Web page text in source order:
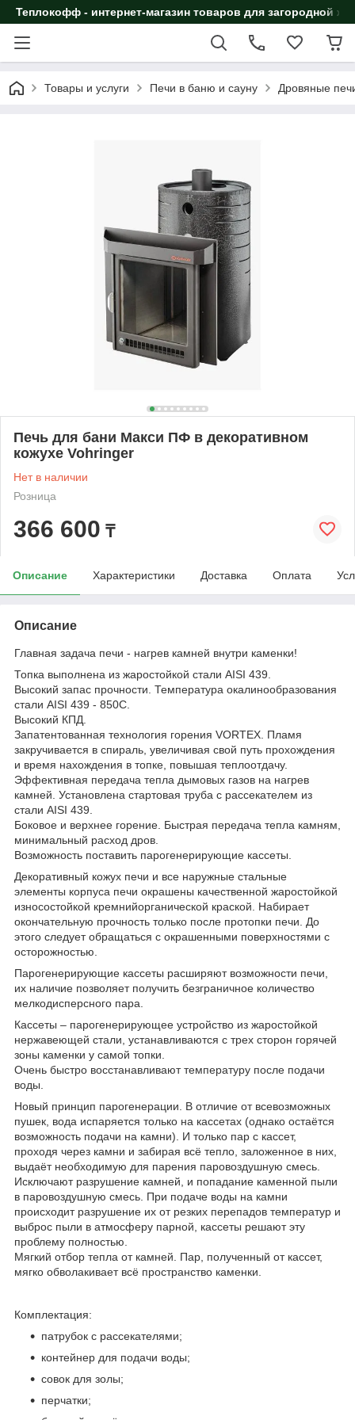
Теплокофф - интернет-магазин товаров для загородной
Товары и услуги Печи в баню и сауну Дровяные
Печь для бани Макси ПФ в декоративном
кожухе Vohringer
Нет в наличии
Розница
366 600 ₸
Описание Характеристики Доставка Оплата
Описание
Главная задача печи - нагрев камней внутри каменки!
Топка выполнена из жаростойкой стали AISI 439.
Высокий запас прочности. Температура окалинообразования
стали AISI 439 - 850С.
Высокий КПД.
Запатентованная технология горения VORTEX. Пламя
закручивается в спираль, увеличивая свой путь прохождения
и время нахождения в топке, повышая теплоотдачу.
Эффективная передача тепла дымовых газов на нагрев
камней. Установлена стартовая труба с рассекателем из
стали AISI 439.
Боковое и верхнее горение. Быстрая передача тепла камням,
минимальный расход дров.
Возможность поставить парогенерирующие кассеты.
Декоративный кожух печи и все наружные стальные
элементы корпуса печи окрашены качественной жаростойкой
износостойкой кремнийорганической краской. Набирает
окончательную прочность только после протопки печи. До
этого следует обращаться с окрашенными поверхностями с
осторожностью.
Парогенерирующие кассеты расширяют возможности печи,
их наличие позволяет получить безграничное количество
мелкодисперсного пара.
Кассеты – парогенерирующее устройство из жаростойкой
нержавеющей стали, устанавливаются с трех сторон горячей
зоны каменки у самой топки.
Очень быстро восстанавливают температуру после подачи
воды.
Новый принцип парогенерации. В отличие от всевозможных
пушек, вода испаряется только на кассетах (однако остаётся
возможность подачи на камни). И только пар с кассет,
проходя через камни и забирая всё тепло, заложенное в них,
выдаёт необходимую для парения паровоздушную смесь.
Исключают разрушение камней, и попадание каменной пыли
в паровоздушную смесь. При подаче воды на камни
происходит разрушение их от резких перепадов температур и
выброс пыли в атмосферу парной, кассеты решают эту
проблему полностью.
Мягкий отбор тепла от камней. Пар, полученный от кассет,
мягко обволакивает всё пространство каменки.
Комплектация:
патрубок с рассекателями;
контейнер для подачи воды;
совок для золы;
перчатки;